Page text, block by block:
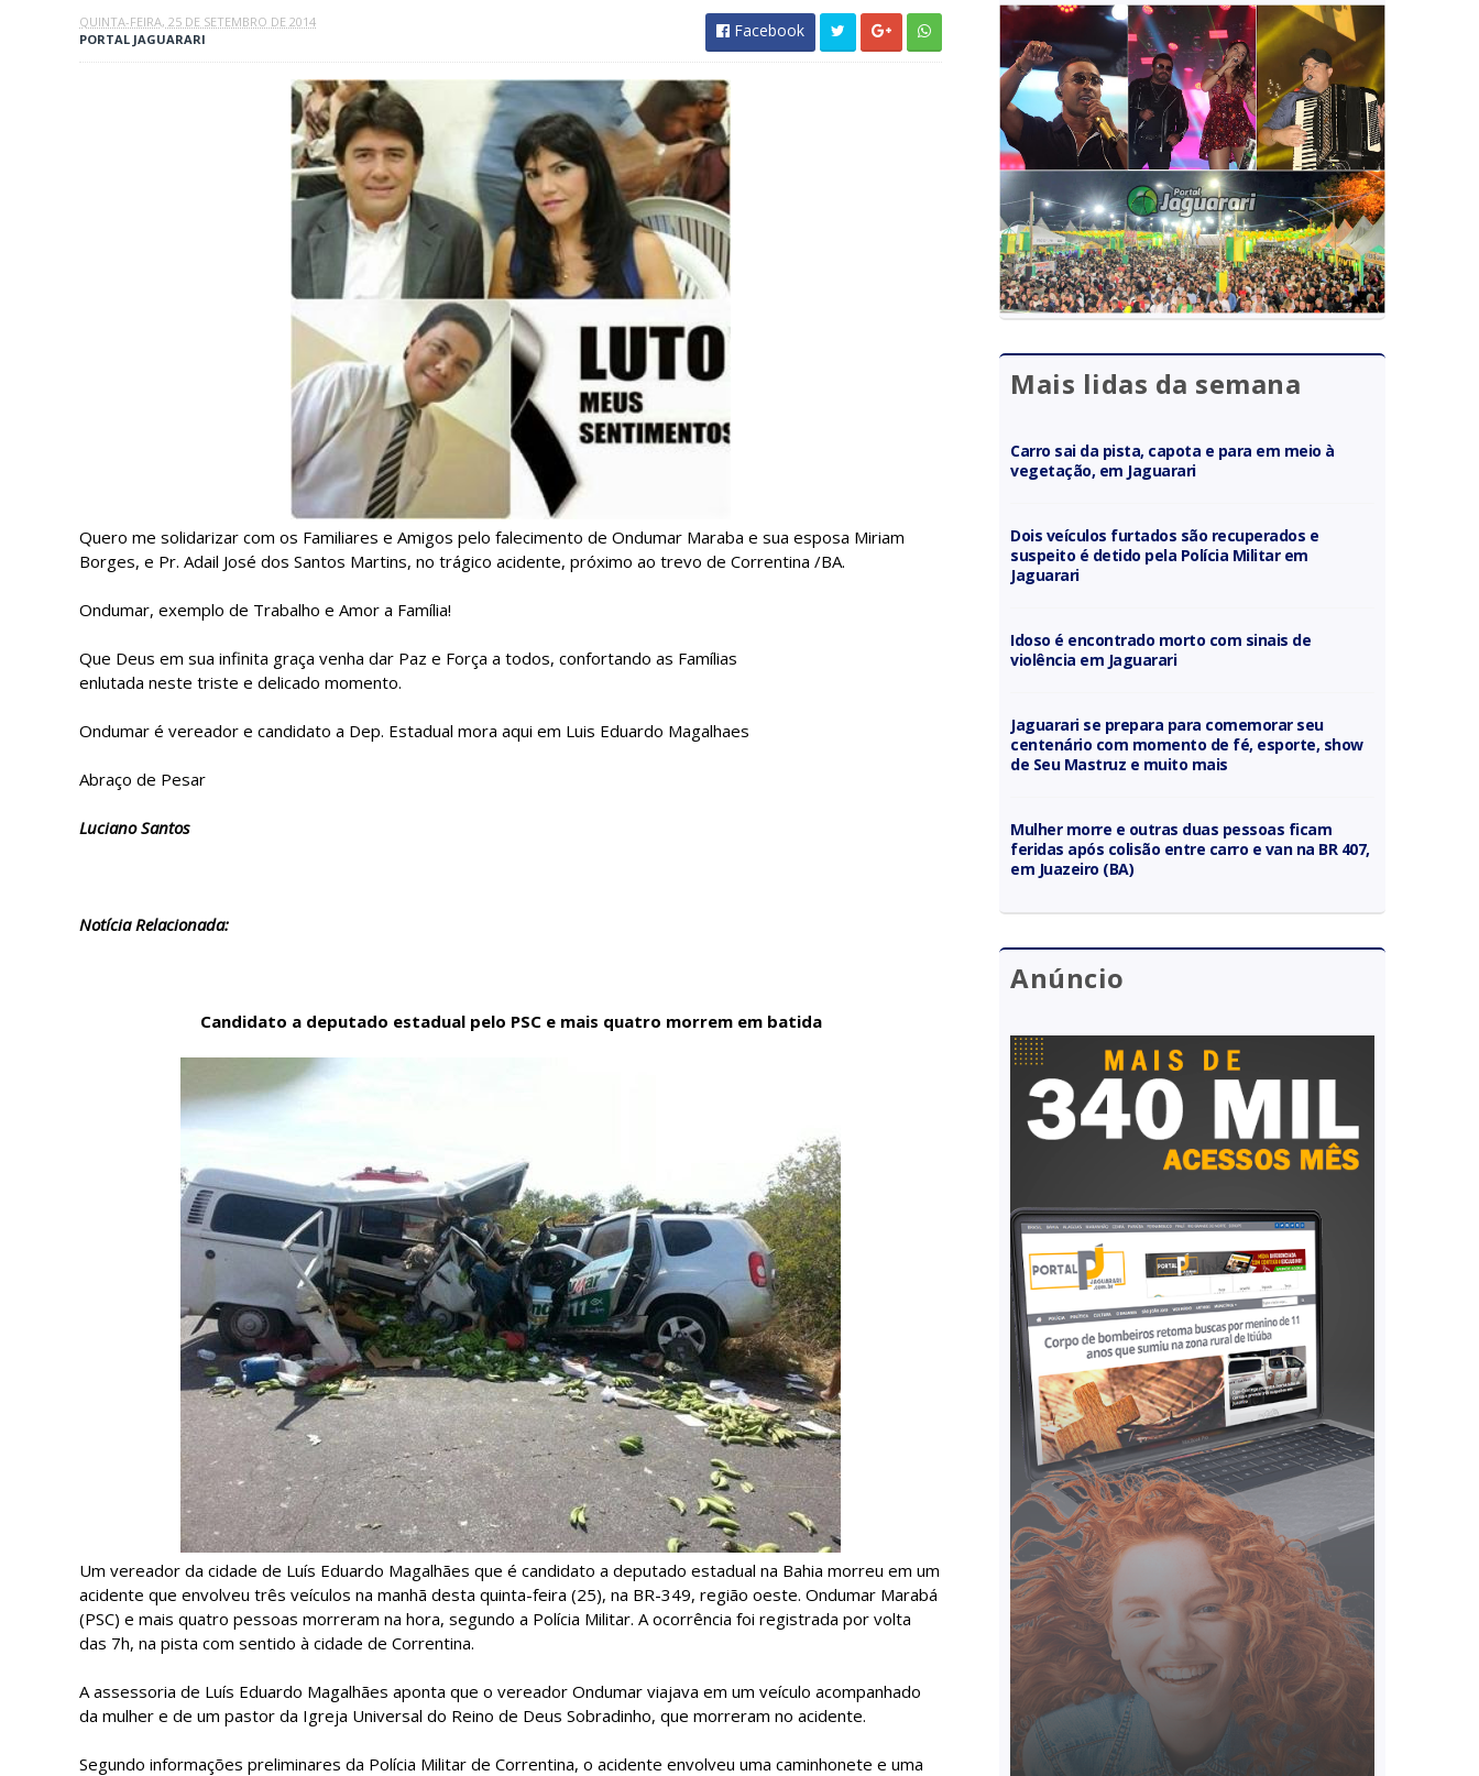
QUINTA-FEIRA, 25 DE SETEMBRO DE 2014
PORTAL JAGUARARI
Facebook
Quero me solidarizar com os Familiares e Amigos pelo falecimento de Ondumar Maraba e sua esposa Miriam
Borges, e Pr. Adail José dos Santos Martins, no trágico acidente, próximo ao trevo de Correntina /BA.
Ondumar, exemplo de Trabalho e Amor a Família!
Que Deus em sua infinita graça venha dar Paz e Força a todos, confortando as Famílias
enlutada neste triste e delicado momento.
Ondumar é vereador e candidato a Dep. Estadual mora aqui em Luis Eduardo Magalhaes
Abraço de Pesar
Luciano Santos
Notícia Relacionada:
Candidato a deputado estadual pelo PSC e mais quatro morrem em batida
Um vereador da cidade de Luís Eduardo Magalhães que é candidato a deputado estadual na Bahia morreu em um
acidente que envolveu três veículos na manhã desta quinta-feira (25), na BR-349, região oeste. Ondumar Marabá
(PSC) e mais quatro pessoas morreram na hora, segundo a Polícia Militar. A ocorrência foi registrada por volta
das 7h, na pista com sentido à cidade de Correntina.
A assessoria de Luís Eduardo Magalhães aponta que o vereador Ondumar viajava em um veículo acompanhado
da mulher e de um pastor da Igreja Universal do Reino de Deus Sobradinho, que morreram no acidente.
Segundo informações preliminares da Polícia Militar de Correntina, o acidente envolveu uma caminhonete e uma
Mais lidas da semana
Carro sai da pista, capota e para em meio à
vegetação, em Jaguarari
Dois veículos furtados são recuperados e
suspeito é detido pela Polícia Militar em
Jaguarari
Idoso é encontrado morto com sinais de
violência em Jaguarari
Jaguarari se prepara para comemorar seu
centenário com momento de fé, esporte, show
de Seu Mastruz e muito mais
Mulher morre e outras duas pessoas ficam
feridas após colisão entre carro e van na BR 407,
em Juazeiro (BA)
Anúncio